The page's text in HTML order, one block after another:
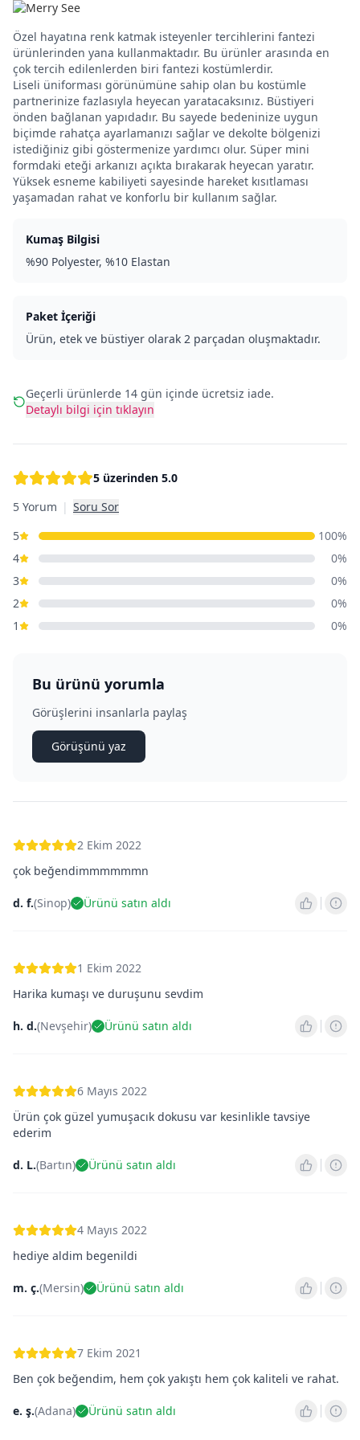
Özel hayatına renk katmak isteyenler tercihlerini fantezi
ürünlerinden yana kullanmaktadır. Bu ürünler arasında en
çok tercih edilenlerden biri fantezi kostümlerdir.
Liseli üniforması görünümüne sahip olan bu kostümle
partnerinize fazlasıyla heyecan yaratacaksınız. Büstiyeri
önden bağlanan yapıdadır. Bu sayede bedeninize uygun
biçimde rahatça ayarlamanızı sağlar ve dekolte bölgenizi
istediğiniz gibi göstermenize yardımcı olur. Süper mini
formdaki eteği arkanızı açıkta bırakarak heyecan yaratır.
Yüksek esneme kabiliyeti sayesinde hareket kısıtlaması
yaşamadan rahat ve konforlu bir kullanım sağlar.
Kumaş Bilgisi
%90 Polyester, %10 Elastan
Paket İçeriği
Ürün, etek ve büstiyer olarak 2 parçadan oluşmaktadır.
Geçerli ürünlerde 14 gün içinde ücretsiz iade.
Detaylı bilgi için tıklayın
5 üzerinden 5.0
5 Yorum | Soru Sor
5
100%
4
0%
3
0%
2
0%
1
0%
Bu ürünü yorumla
Görüşlerini insanlarla paylaş
Görüşünü yaz
2 Ekim 2022
çok beğendimmmmmmn
d. f.(Sinop) Ürünü satın aldı
1 Ekim 2022
Harika kumaşı ve duruşunu sevdim
h. d.(Nevşehir) Ürünü satın aldı
6 Mayıs 2022
Ürün çok güzel yumuşacık dokusu var kesinlikle tavsiye
ederim
d. L.(Bartın) Ürünü satın aldı
4 Mayıs 2022
hediye aldim begenildi
m. ç.(Mersin) Ürünü satın aldı
7 Ekim 2021
Ben çok beğendim, hem çok yakıştı hem çok kaliteli ve rahat.
e. ş.(Adana) Ürünü satın aldı